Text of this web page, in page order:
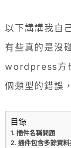
以下講講我自
有些真的是沒
wordpress方
個類型的錯誤
目錄
插件名稱問題
插件包含多餘資料